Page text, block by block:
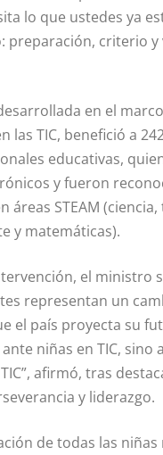
lo que ustedes ya
preparación, criterio y
en el
las TIC, benefició a
educativas,
y fueron
áreas STEAM
y matemáticas).
el ministro
representan un
el país proyecta su
niñas en TIC, sino
afirmó, tras
y liderazgo.
de todas las niñas